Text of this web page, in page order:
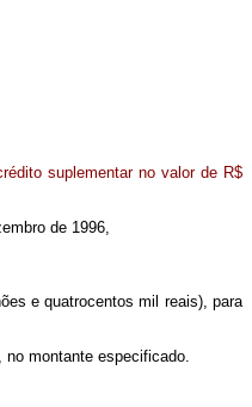
suplementar no valor de R$
de 1996,
e quatrocentos mil reais), para
no montante especificado.